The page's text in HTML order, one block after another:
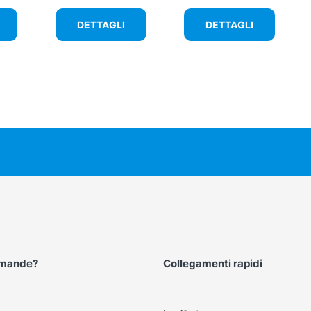
DETTAGLI DETTAGLI
Collegamenti rapidi